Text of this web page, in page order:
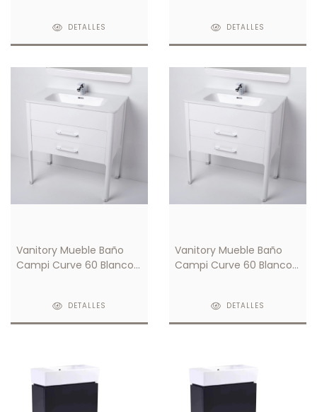
DETALLES DETALLES
Vanitory Mueble Baño
Campi Curve 60 Blanco
DETALLES
Vanitory Mueble Baño
Campi Curve 60 Blanco
DETALLES